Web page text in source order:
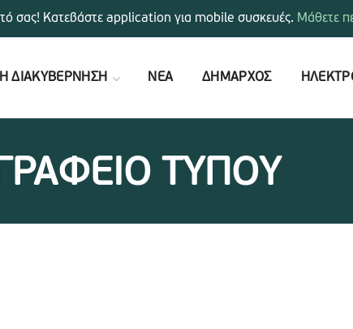
ΔΙΑΚΥΒΕΡΝΗΣΗ ΝΕΑ ΔΗΜΑΡΧΟΣ
ΤΥΠΟΥ
σας! Κατεβάστε application για mobile συσκευές. Μάθετε